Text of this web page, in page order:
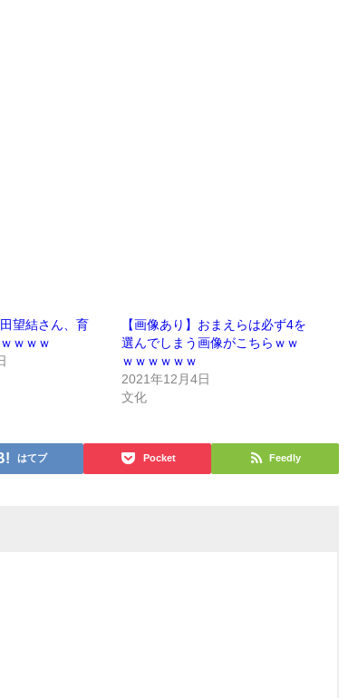
望結さん、育
ｗｗｗ
【画像あり】おまえらは必ず4を
選んでしまう画像がこちらｗｗ
ｗｗｗｗｗｗ
2021年12月4日
文化
はてブ Pocket Feedly